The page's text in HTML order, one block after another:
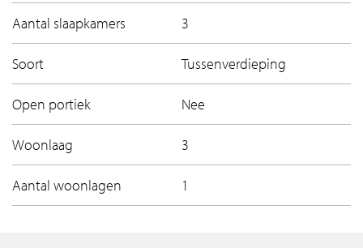
Aantal slaapkamers 3
Soort Tussenverdieping
Open portiek Nee
Woonlaag 3
Aantal woonlagen 1